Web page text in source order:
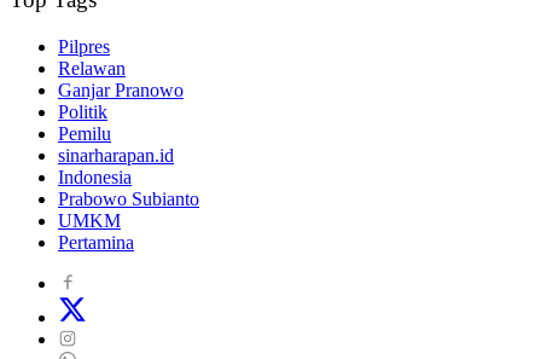
Pilpres
Relawan
Ganjar Pranowo
Politik
Pemilu
sinarharapan.id
Indonesia
Prabowo Subianto
UMKM
Pertamina